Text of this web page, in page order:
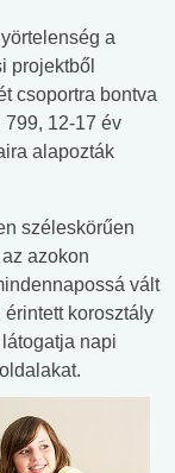
a
projektből
csoportra bontva
799, 12-17 év
alapozták
széleskörűen
azokon
vált
korosztály
napi